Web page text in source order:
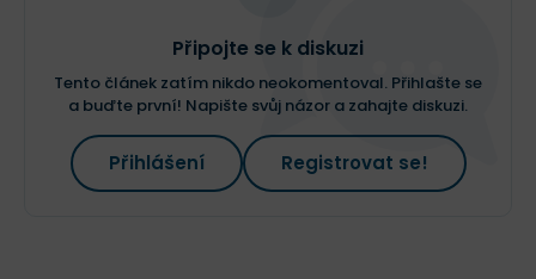
Připojte se k diskuzi
Tento článek zatím nikdo neokomentoval. Přihlašte se
a buďte první! Napište svůj názor a zahajte diskuzi.
Přihlášení Registrovat se!